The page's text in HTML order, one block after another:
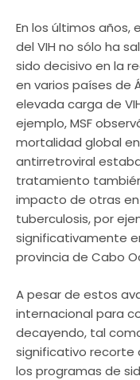
En los últimos
del VIH no sólo ha
sido decisivo en la
en varios países de
elevada carga de
ejemplo, MSF
mortalidad global
antirretroviral
tratamiento
impacto de otras
tuberculosis, por
significativamente
provincia de Cabo
A pesar de estos
internacional para
decayendo, tal
significativo
los programas de